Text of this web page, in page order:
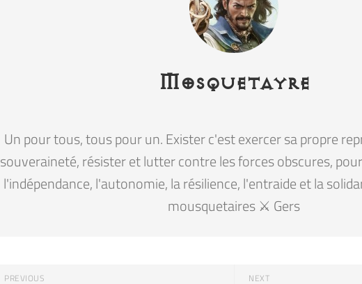
Mosquetayre
Un pour tous, tous pour un. Exister c'est exercer sa propre
souveraineté, résister et lutter contre les forces obscures,
l'indépendance, l'autonomie, la résilience, l'entraide et la
mousquetaires ⚔️ Gers
NEXT
PREVIOUS